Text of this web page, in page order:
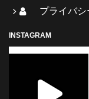
プライバシ
INSTAGRAM